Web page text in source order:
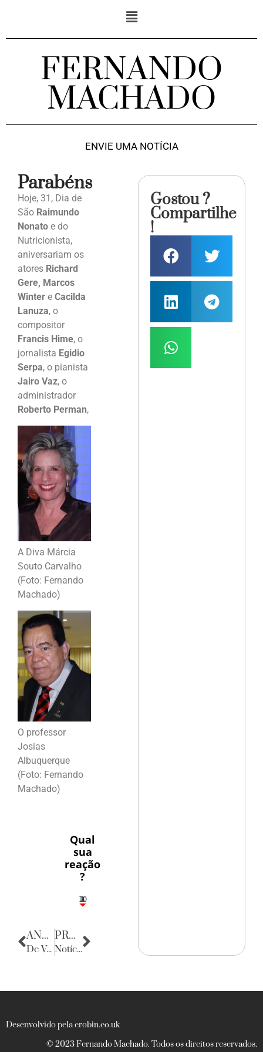
FERNANDO
MACHADO
ENVIE UMA NOTÍCIA
Parabéns
Hoje, 31, Dia de
São Raimundo
Nonato e do
Nutricionista,
aniversariam os
atores Richard
Gere, Marcos
Winter e Cacilda
Lanuza, o
compositor
Francis Hime, o
jornalista Egidio
Serpa, o pianista
Jairo Vaz, o
administrador
Roberto Perman,
A Diva Márcia
Souto Carvalho
(Foto: Fernando
Machado)
O professor
Josias
Albuquerque
(Foto: Fernando
Machado)
Qual
sua
reação
?
3
1
1
2
10
ANTERIOR
De Volta para o Passado
PRÓXIMA
Notícias do Rio Grande do Norte
Gostou ?
Compartilhe
!
Desenvolvido pela crobin.co.uk
© 2023 Fernando Machado. Todos os direitos reservados.